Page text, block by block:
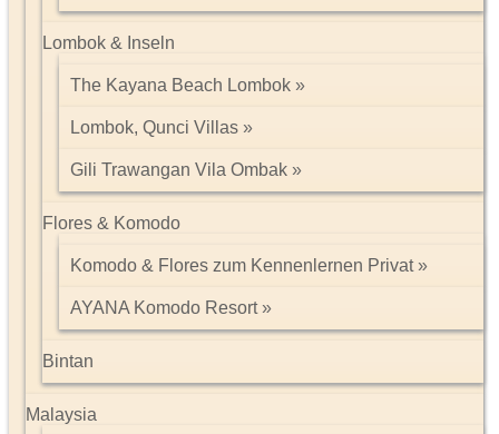
Lombok & Inseln
The Kayana Beach Lombok
Lombok, Qunci Villas
Gili Trawangan Vila Ombak
Flores & Komodo
Komodo & Flores zum Kennenlernen Privat
AYANA Komodo Resort
Bintan
Malaysia